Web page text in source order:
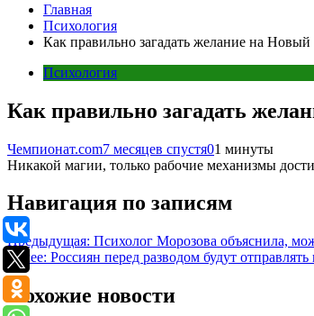
Главная
Психология
Как правильно загадать желание на
Психология
Как правильно загадать
Чемпионат.com7 месяцев спустя01 минуты
Никакой магии, только рабочие механизмы
Навигация по записям
Предыдущая: Психолог Морозова объяснила,
Далее: Россиян перед разводом будут
Похожие новости